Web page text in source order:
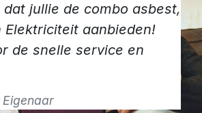
dat jullie de combo asbest,
Elektriciteit aanbieden!
de snelle service en
Eigenaar